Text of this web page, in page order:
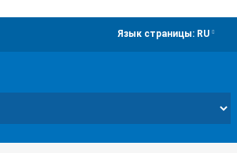
Язык страницы: RU